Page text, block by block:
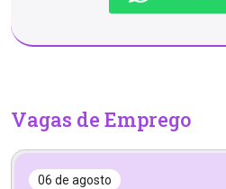
Vagas de Emprego
06 de agosto